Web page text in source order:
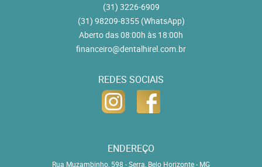
(31) 3226-6909
(31) 98209-8355 (WhatsApp)
Aberto das 08:00h às 18:00h
financeiro@dentalhirel.com.br
REDES SOCIAIS
ENDEREÇO
Rua Muzambinho, 598 -Serra, Belo Horizonte- MG